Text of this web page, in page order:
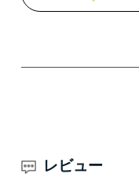
レビュー